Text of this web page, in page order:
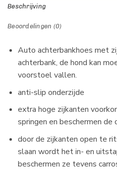
Beschrijving
Beoordelingen (0)
Auto achterbankhoes met
achterbank, de hond kan
voorstoel vallen.
anti-slip onderzijde
extra hoge zijkanten
springen en beschermen de
door de zijkanten open te
slaan wordt het in- en
beschermen ze tevens